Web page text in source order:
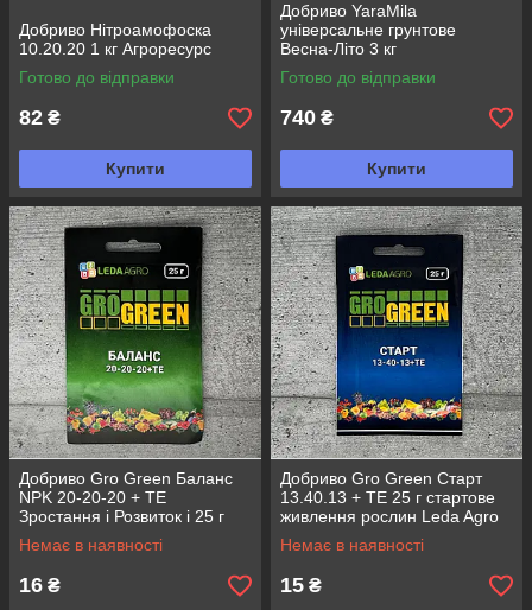
Добриво Нітроамофоска
10.20.20 1 кг Агроресурс
Готово до відправки
82 ₴
Купити
Добриво YaraMila
універсальне грунтове
Весна-Літо 3 кг
Готово до відправки
740 ₴
Купити
Добриво Gro Green Баланс
NPK 20-20-20 + ТЕ
Зростання і Розвиток і 25 г
стартове живлення рослин
Leda Agro
Немає в наявності
16 ₴
Добриво Gro Green Старт
13.40.13 + TE 25 г стартове
живлення рослин Leda Agro
Немає в наявності
15 ₴